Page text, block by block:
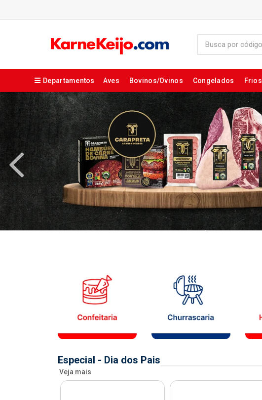
Departamentos Aves Bovinos/Ovinos Congelados
Especial - Dia dos Pais
Veja mais